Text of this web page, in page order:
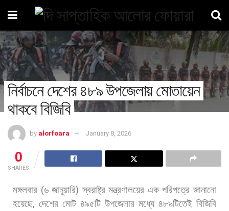
নির্বাচনে দেশের ৪৮৯ উপজেলায় মোতায়েন
থাকবে বিজিবি
by alorfoara January 8, 2026
0
SHARES
মঙ্গলবার (৬ জানুয়ারি)স্বরাষ্ট্র মন্ত্রণালয়ের এক পরিপত্রে জানানো
হয়েছে, দেশের মোট ৪৯৫টি উপজেলার মধ্যে ৪৮৯টিতেই বিজিবি